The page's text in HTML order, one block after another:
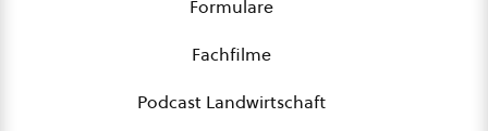
Formulare
Fachfilme
Podcast Landwirtschaft